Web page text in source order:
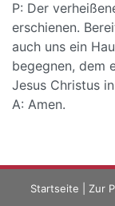
P: Der
erschienen.
auch uns ein
begegnen, dem
Jesus Christus
A: Amen.
Startseite Zur